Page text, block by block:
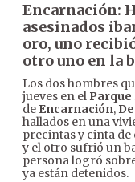
Encarnación:
asesinados
oro, uno
otro uno en la
Los dos hombres
jueves en el Parque
de Encarnación,
hallados en una
precintas y cinta
y el otro sufrió un
persona logró
ya están detenidos.